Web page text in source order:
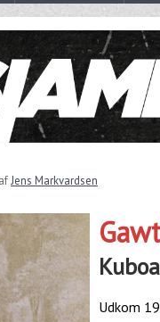
afJens Markvardsen
Kuboa
Udkom